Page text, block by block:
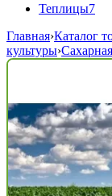
Теплицы7
Главная›Каталог
культуры›